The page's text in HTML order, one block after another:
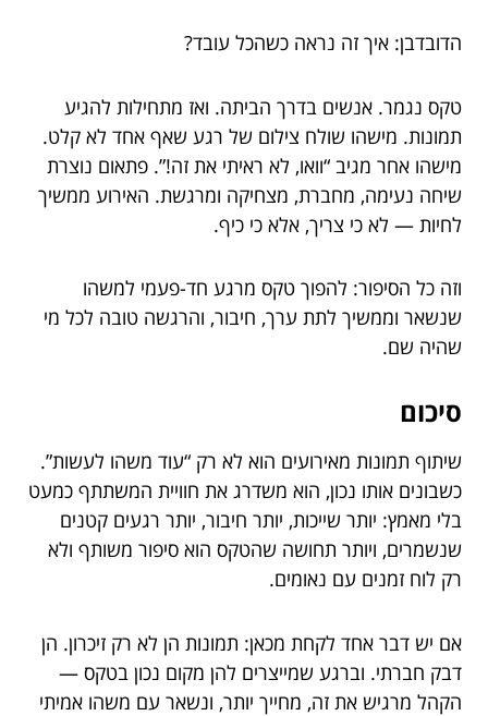
הדובדבן: איך זה נראה כשהכל עובד?
טקס נגמר. אנשים בדרך הביתה. ואז מתחילות להגיע
תמונות. מישהו שולח צילום של רגע שאף אחד לא קלט.
מישהו אחר מגיב “וואו, לא ראיתי את זה!”. פתאום נוצרת
שיחה נעימה, מחברת, מצחיקה ומרגשת. האירוע ממשיך
לחיות — לא כי צריך, אלא כי כיף.
וזה כל הסיפור: להפוך טקס מרגע חד-פעמי למשהו
שנשאר וממשיך לתת ערך, חיבור, והרגשה טובה לכל מי
שהיה שם.
סיכום
שיתוף תמונות מאירועים הוא לא רק “עוד משהו לעשות”.
כשבונים אותו נכון, הוא משדרג את חוויית המשתתף כמעט
בלי מאמץ: יותר שייכות, יותר חיבור, יותר רגעים קטנים
שנשמרים, ויותר תחושה שהטקס הוא סיפור משותף ולא
רק לוח זמנים עם נאומים.
אם יש דבר אחד לקחת מכאן: תמונות הן לא רק זיכרון. הן
דבק חברתי. וברגע שמייצרים להן מקום נכון בטקס —
הקהל מרגיש את זה, מחייך יותר, ונשאר עם משהו אמיתי